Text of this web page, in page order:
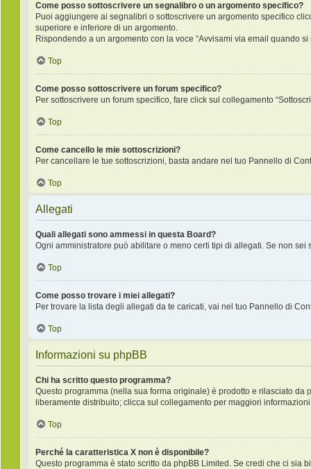
Come posso sottoscrivere un segnalibro o un argomento specifico?
Puoi aggiungere ai segnalibri o sottoscrivere un argomento specifico
superiore e inferiore di un argomento.
Rispondendo a un argomento con la voce “Avvisami via email quando
Top
Come posso sottoscrivere un forum specifico?
Per sottoscrivere un forum specifico, fare click sul collegamento
Top
Come cancello le mie sottoscrizioni?
Per cancellare le tue sottoscrizioni, basta andare nel tuo Pannello di
Top
Allegati
Quali allegati sono ammessi in questa Board?
Ogni amministratore può abilitare o meno certi tipi di allegati. Se non
Top
Come posso trovare i miei allegati?
Per trovare la lista degli allegati da te caricati, vai nel tuo Pannello di
Top
Informazioni su phpBB
Chi ha scritto questo programma?
Questo programma (nella sua forma originale) è prodotto e rilasciato da
liberamente distribuito; clicca sul collegamento per maggiori
Top
Perché la caratteristica X non è disponibile?
Questo programma è stato scritto da phpBB Limited. Se credi che ci